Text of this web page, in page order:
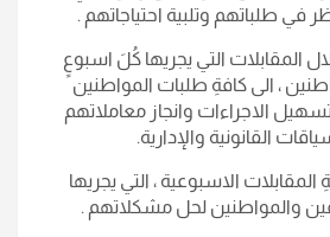
في طلباتهم وتلبية احتياجاتهم .
المقابلات التي يجريها كُلَ اسبوعٍ
، الى كافةِ طلبات المواطنين
الاجراءات وانجاز معاملاتهم
القانونية والإدارية.
الاسبوعية ، التي يجريها
والمواطنين لحل مشكلاتهم .